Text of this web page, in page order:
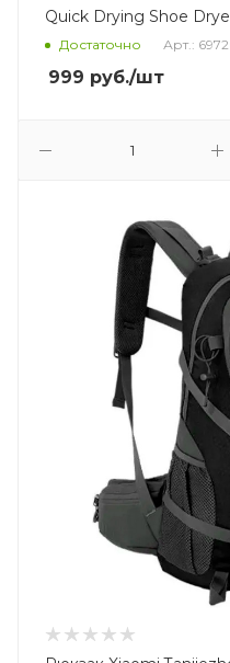
Quick Drying Shoe
Достаточно Арт.:
999 руб./шт